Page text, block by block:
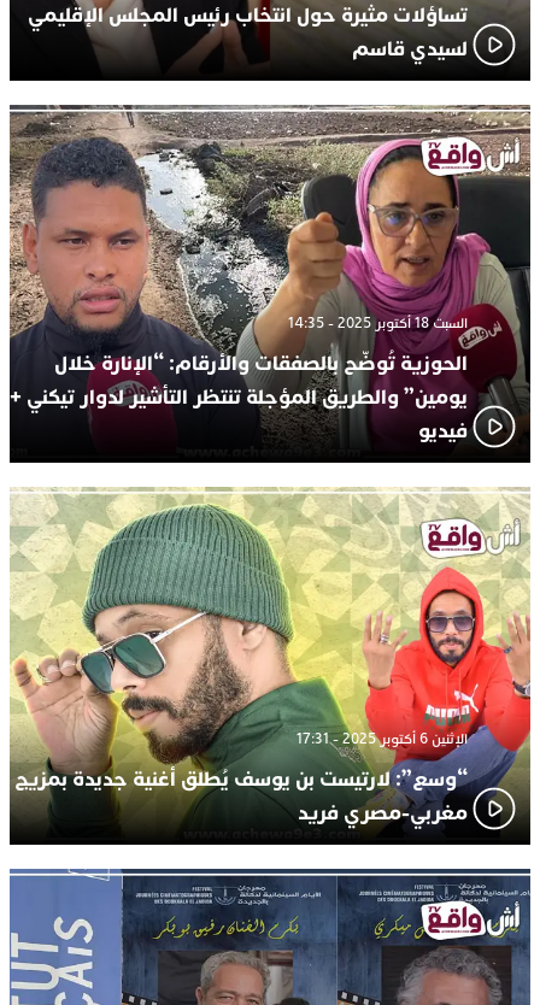
تساؤلات مثيرة حول انتخاب رئيس المجلس الإقليمي
لسيدي قاسم
السبت 18 أكتوبر 2025 - 14:35
الحوزية تُوضّح بالصفقات والأرقام: “الإنارة خلال
يومين” والطريق المؤجلة تنتظر التأشير لدوار تيكني +
فيديو
الإثنين 6 أكتوبر 2025 - 17:31
“وسع”: لارتيست بن يوسف يُطلق أغنية جديدة بمزيج
مغربي-مصري فريد